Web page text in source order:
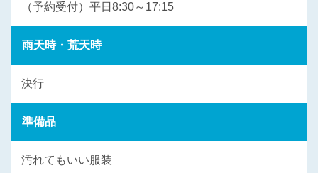
（予約受付）平日8:30～17:15
雨天時・荒天時
決行
準備品
汚れてもいい服装